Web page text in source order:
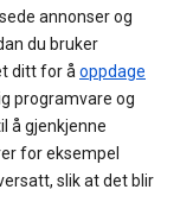
annonser og
du bruker
ditt for å oppdage
programvare og
å gjenkjenne
for eksempel
slik at det blir